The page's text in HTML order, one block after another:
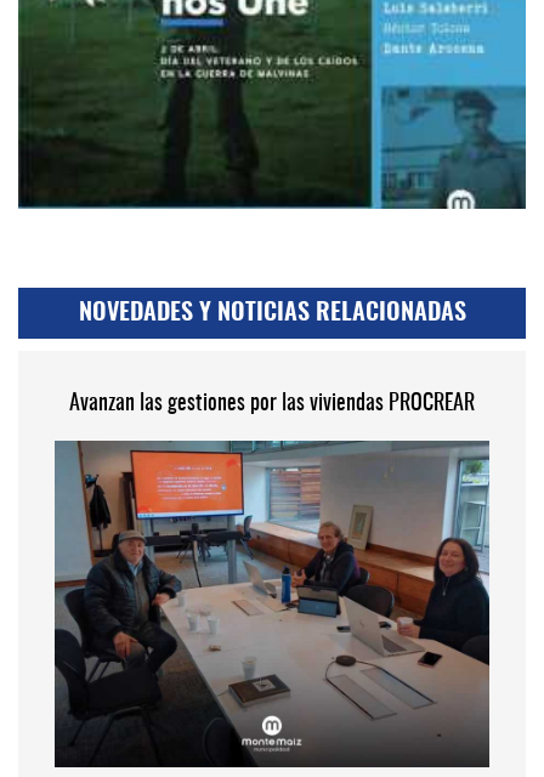
NOVEDADES Y NOTICIAS RELACIONADAS
Avanzan las gestiones por las viviendas PROCREAR